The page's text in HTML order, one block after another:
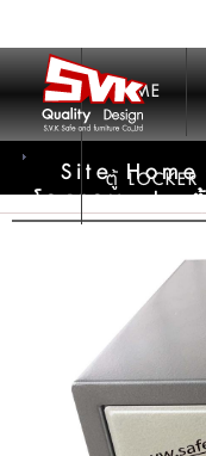
HOME
ตู้
Site Home
โรงแรม|